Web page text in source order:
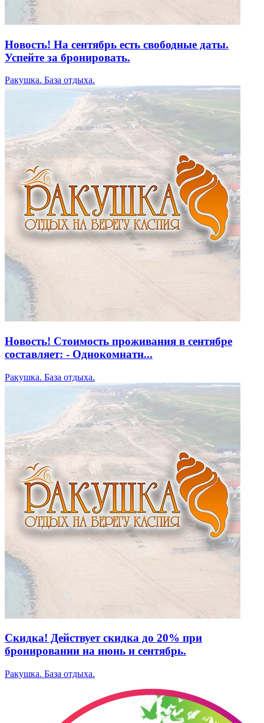
Новость! На сентябрь есть свободные даты.
Успейте за бронировать.
Ракушка. База отдыха.
Новость! Стоимость проживания в сентябре
составляет: - Однокомнатн...
Ракушка. База отдыха.
Скидка! Действует скидка до 20% при
бронировании на июнь и сентябрь.
Ракушка. База отдыха.